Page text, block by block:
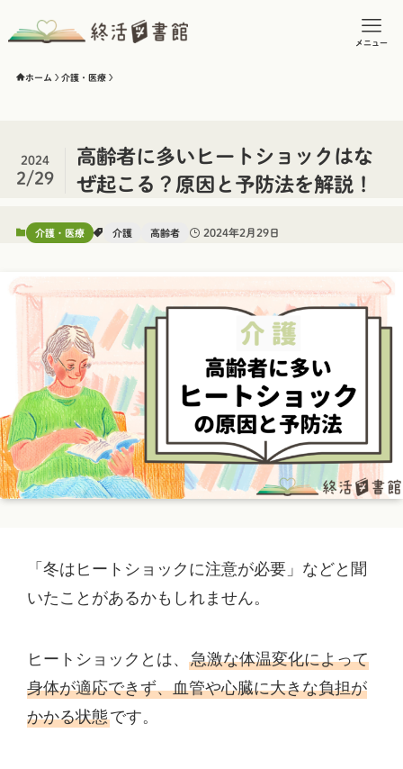
メニュー
ホーム 介護・医療
高齢者に多いヒートショックはな
ぜ起こる？原因と予防法を解説！
2024
2/29
介護・医療 介護 高齢者 2024年2月29日
「冬はヒートショックに注意が必要」などと聞
いたことがあるかもしれません。
ヒートショックとは、 急激な体温変化によって
身体が適応できず、血管や心臓に大きな負担が
かかる状態です。